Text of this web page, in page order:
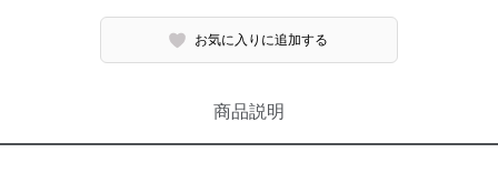
お気に入りに追加する
商品説明